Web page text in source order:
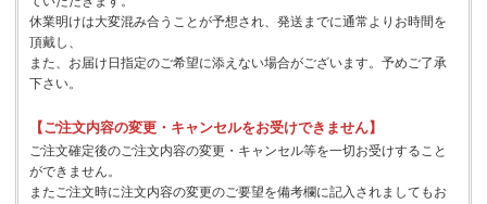
休業明けは大変混み合うことが予想され、発送までに通常よりお時間を
頂戴し、
また、お届け日指定のご希望に添えない場合がございます。予めご了承
下さい。
【ご注文内容の変更・キャンセルをお受けできません】
ご注文確定後のご注文内容の変更・キャンセル等を一切お受けすること
ができません。
またご注文時に注文内容の変更のご要望を備考欄に記入されましてもお